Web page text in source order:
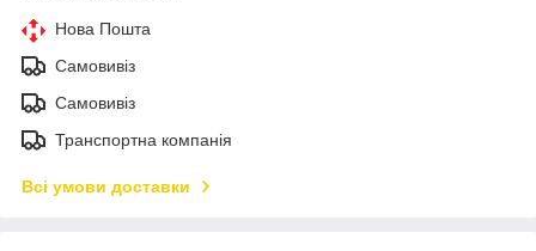
Нова Пошта
Самовивіз
Самовивіз
Транспортна компанія
Всі умови доставки